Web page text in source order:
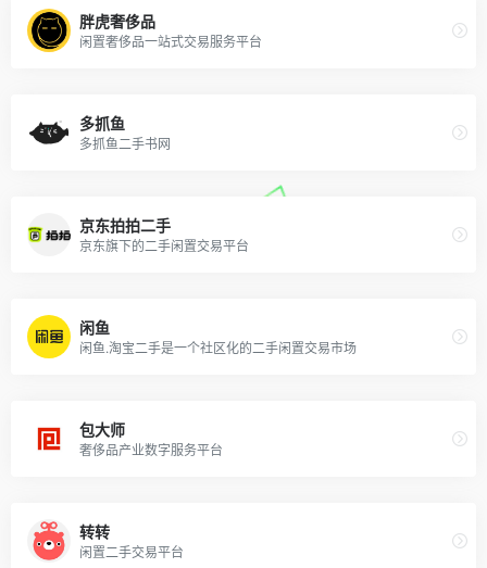
胖虎奢侈品
闲置奢侈品一站式交易服务平台
多抓鱼
多抓鱼二手书网
京东拍拍二手
京东旗下的二手闲置交易平台
闲鱼
闲鱼.淘宝二手是一个社区化的二手闲置交易市场
包大师
奢侈品产业数字服务平台
转转
闲置二手交易平台